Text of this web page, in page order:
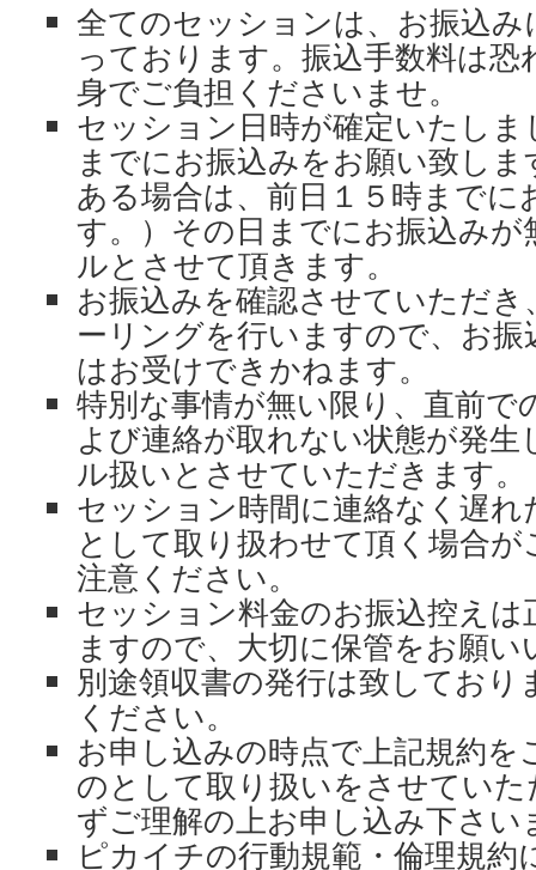
全てのセッションは、お振込
っております。振込手数料は
身でご負担くださいませ。
セッション日時が確定いたしま
までにお振込みをお願い致し
ある場合は、前日１５時までに
す。）その日までにお振込み
ルとさせて頂きます。
お振込みを確認させていただ
ーリングを行いますので、お
はお受けできかねます。
特別な事情が無い限り、直前で
よび連絡が取れない状態が発
ル扱いとさせていただきます。
セッション時間に連絡なく遅
として取り扱わせて頂く場合
注意ください。
セッション料金のお振込控え
ますので、大切に保管をお願
別途領収書の発行は致してお
ください。
お申し込みの時点で上記規約
のとして取り扱いをさせてい
ずご理解の上お申し込み下さい
ピカイチの行動規範・倫理規